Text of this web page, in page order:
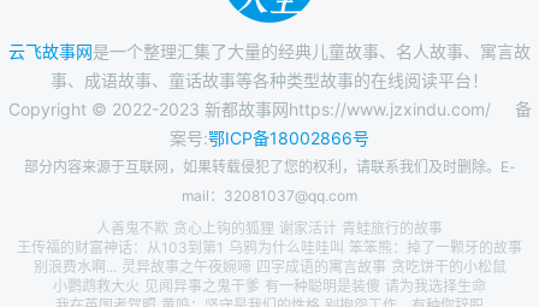
云飞故事网是一个整理汇集了大量的经典儿童故事、名人故事、寓言故
事、成语故事、童话故事等各种类型故事的在线阅读平台！
Copyright © 2022-2023 新都故事网https://www.jzxindu.com/
备
案号:鄂ICP备18002866号
部分内容来源于互联网，如果转载侵犯了您的权利，请联系我们及时删除。E-
mail：32081037@qq.com
人善鬼不欺 贪心上钩的狐狸 谢家活计 青蛙旅行的故事
王传福的财富神话：从103到第1 乌鸦为什么哇哇叫 笨笨熊：掉了一颗牙的故事
别浪费水啊... 灵异故事之午夜婉啼 四字成语的寓言故事 贪吃饼干的小松鼠
小鹦鹉救大火 见闻异事之鬼干爹 有一种聪明是装傻 请为我选择生命